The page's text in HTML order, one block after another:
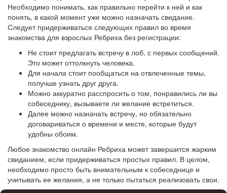
Необходимо понимать, как правильно перейти к ней и как
понять, в какой момент уже можно назначать свидание.
Следует придерживаться следующих правил во время
знакомства для взрослых Ребриха без регистрации:
Не стоит предлагать встречу в лоб, с первых сообщений.
Это может оттолкнуть человека.
Для начала стоит пообщаться на отвлеченные темы,
получше узнать друг друга.
Можно аккуратно расспросить о том, понравились ли вы
собеседнику, вызываете ли желание встретиться.
Далее можно назначать встречу, но обязательно
договариваться о времени и месте, которые будут
удобны обоим.
Любое знакомство онлайн Ребриха может завершится жарким
свиданием, если придерживаться простых правил. В целом,
необходимо просто быть внимательным к собеседнице и
учитывать ее желания, а не только пытаться реализовать свои.